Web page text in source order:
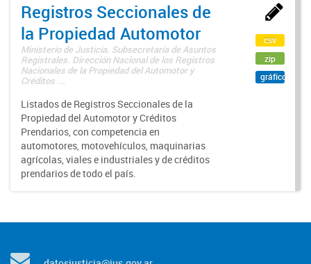
Registros Seccionales de
la Propiedad Automotor
Ministerio de Justicia. Subsecretaría de Asuntos
Registrales. Dirección Nacional de los Registros
Nacionales de la Propiedad del Automotor y
Créditos ...
Listados de Registros Seccionales de la
Propiedad del Automotor y Créditos
Prendarios, con competencia en
automotores, motovehículos, maquinarias
agrícolas, viales e industriales y de créditos
prendarios de todo el país.
csv
zip
gráfico